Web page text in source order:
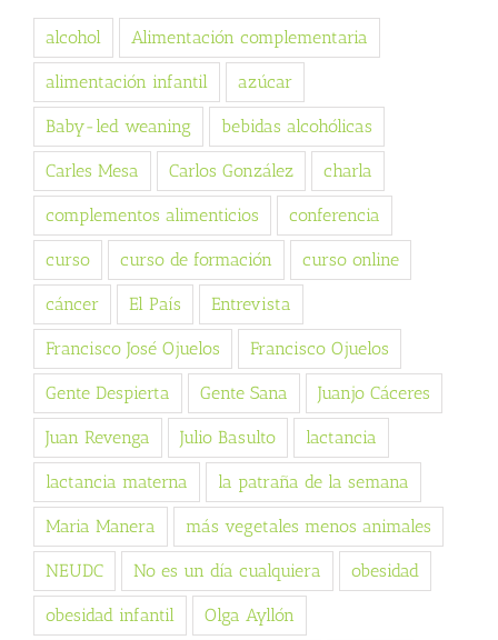
alcohol Alimentación complementaria
alimentación infantil azúcar
Baby-led weaning bebidas alcohólicas
Carles Mesa Carlos González charla
complementos alimenticios conferencia
curso curso de formación curso online
cáncer El País Entrevista
Francisco José Ojuelos Francisco Ojuelos
Gente Despierta Gente Sana Juanjo Cáceres
Juan Revenga Julio Basulto lactancia
lactancia materna la patraña de la semana
Maria Manera más vegetales menos animales
NEUDC No es un día cualquiera obesidad
obesidad infantil Olga Ayllón